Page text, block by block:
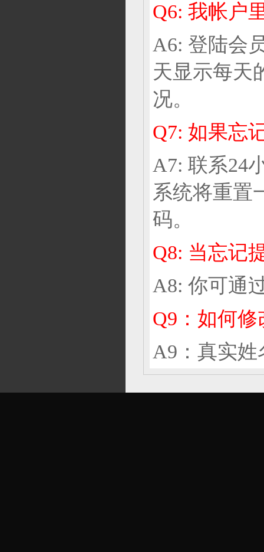
Q6: 我帐户
A6: 登陆会
天显示每天
况。
Q7: 如果忘
A7: 联系24
系统将重置
码。
Q8: 当忘记
A8: 你可通
Q9：如何
A9：真实